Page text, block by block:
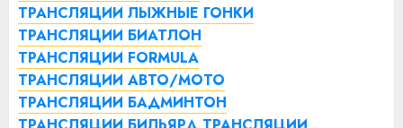
ТРАНСЛЯЦИИ ЛЫЖНЫЕ ГОНКИ
ТРАНСЛЯЦИИ БИАТЛОН
ТРАНСЛЯЦИИ FORMULA
ТРАНСЛЯЦИИ АВТО/МОТО
ТРАНСЛЯЦИИ БАДМИНТОН